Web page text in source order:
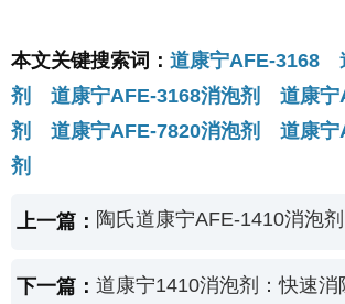
本文关键搜索词： 道康宁AFE-3168
剂 道康宁AFE-3168消泡剂 道康宁
剂 道康宁AFE-7820消泡剂 道康宁
剂
上一篇：
下一篇：